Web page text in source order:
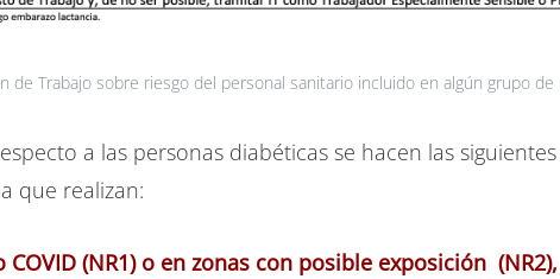
de Trabajo sobre riesgo del personal sanitario incluido en algún grupo de
a las personas diabéticas se hacen las
que realizan:
COVID (NR1) o en zonas con posible exposición (NR2),